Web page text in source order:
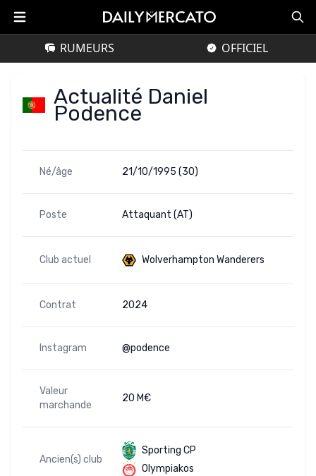
RUMEURS OFFICIEL
Actualité Daniel
Podence
Né/âge 21/10/1995 (30)
Poste Attaquant (AT)
Club actuel Wolverhampton Wanderers
Contrat 2024
Instagram @podence
Valeur
marchande
20 M€
Ancien(s) club
Sporting CP
Olympiakos